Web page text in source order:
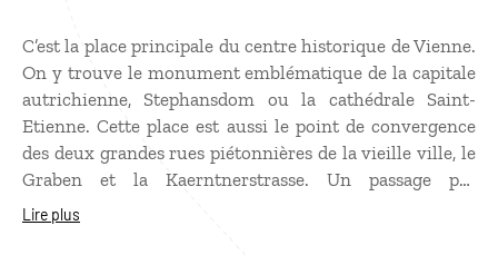
C’est la place principale du centre historique de Vienne.
On y trouve le monument emblématique de la capitale
autrichienne, Stephansdom ou la cathédrale Saint-
Etienne. Cette place est aussi le point de convergence
des deux grandes rues piétonnières de la vieille ville, le
Graben et la Kaerntnerstrasse. Un passage par
Stephansplatz est donc incontournable lors d’une visite
Lire plus